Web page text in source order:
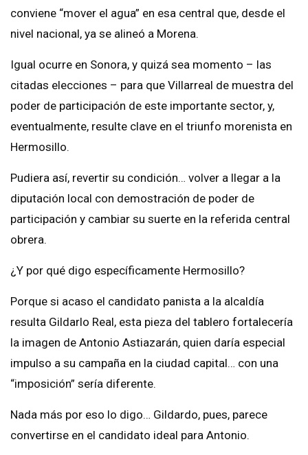
conviene “mover el agua” en esa central que, desde el
nivel nacional, ya se alineó a Morena.
Igual ocurre en Sonora, y quizá sea momento – las
citadas elecciones – para que Villarreal de muestra del
poder de participación de este importante sector, y,
eventualmente, resulte clave en el triunfo morenista en
Hermosillo.
Pudiera así, revertir su condición… volver a llegar a la
diputación local con demostración de poder de
participación y cambiar su suerte en la referida central
obrera.
¿Y por qué digo específicamente Hermosillo?
Porque si acaso el candidato panista a la alcaldía
resulta Gildarlo Real, esta pieza del tablero fortalecería
la imagen de Antonio Astiazarán, quien daría especial
impulso a su campaña en la ciudad capital… con una
“imposición” sería diferente.
Nada más por eso lo digo… Gildardo, pues, parece
convertirse en el candidato ideal para Antonio.